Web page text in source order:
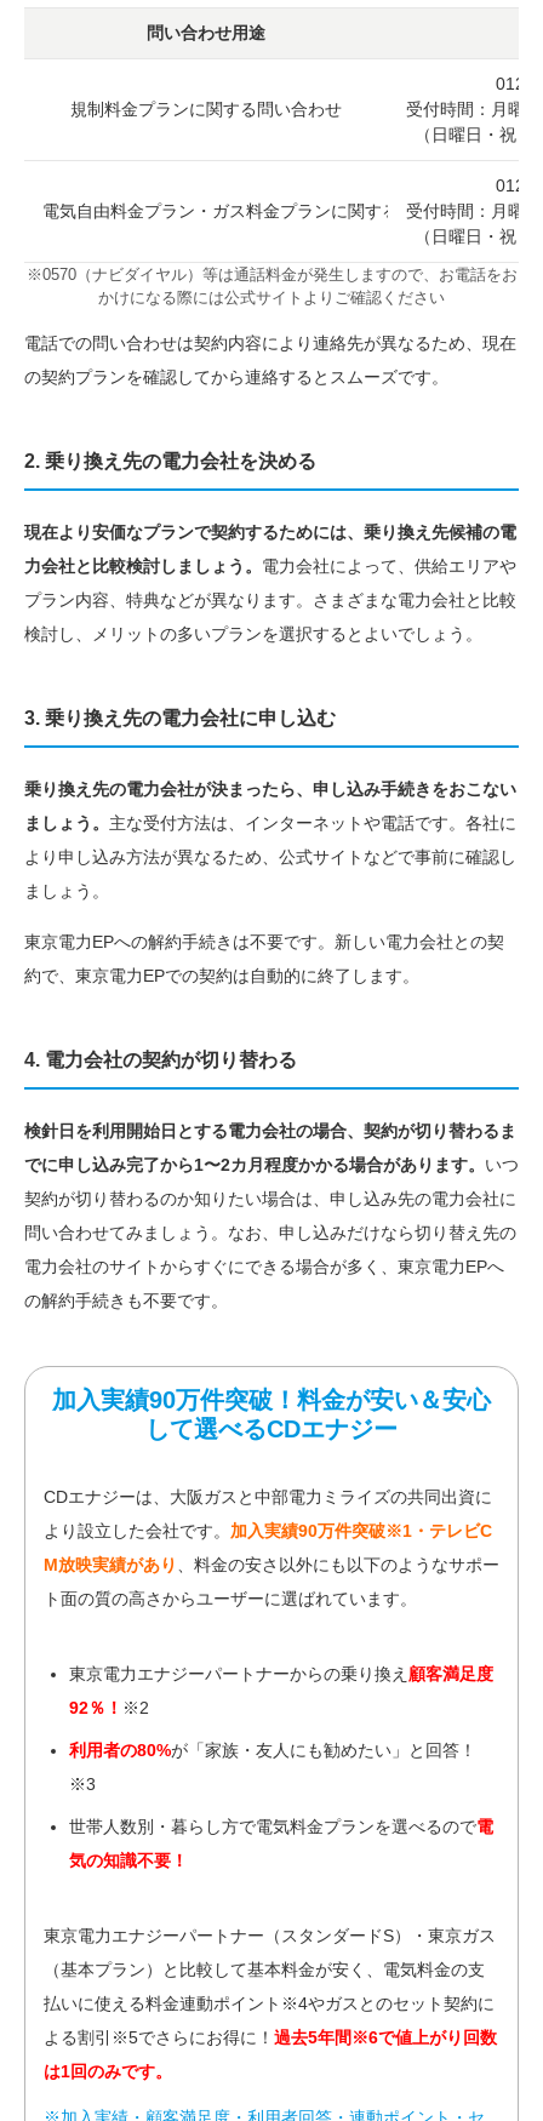
問い合わせ用途
規制料金プランに関する問い合わせ
受付時間：月曜
（日曜日・祝
電気自由料金プラン・ガス料金プランに関する問い合わせ
受付時間：月曜
（日曜日・祝
※0570（ナビダイヤル）等は通話料金が発生しますので、お電話をお
かけになる際には公式サイトよりご確認ください
電話での問い合わせは契約内容により連絡先が異なるため、現在
の契約プランを確認してから連絡するとスムーズです。
2. 乗り換え先の電力会社を決める
現在より安価なプランで契約するためには、乗り換え先候補の電
力会社と比較検討しましょう。 電力会社によって、供給エリアや
プラン内容、特典などが異なります。さまざまな電力会社と比較
検討し、メリットの多いプランを選択するとよいでしょう。
3. 乗り換え先の電力会社に申し込む
乗り換え先の電力会社が決まったら、申し込み手続きをおこない
ましょう。 主な受付方法は、インターネットや電話です。各社に
より申し込み方法が異なるため、公式サイトなどで事前に確認し
ましょう。
東京電力EPへの解約手続きは不要です。新しい電力会社との契
約で、東京電力EPでの契約は自動的に終了します。
4. 電力会社の契約が切り替わる
検針日を利用開始日とする電力会社の場合、契約が切り替わるま
でに申し込み完了から1〜2カ月程度かかる場合があります。 いつ
契約が切り替わるのか知りたい場合は、申し込み先の電力会社に
問い合わせてみましょう。なお、申し込みだけなら切り替え先の
電力会社のサイトからすぐにできる場合が多く、東京電力EPへ
の解約手続きも不要です。
加入実績90万件突破！料金が安い＆安心
して選べるCDエナジー
CDエナジーは、大阪ガスと中部電力ミライズの共同出資に
より設立した会社です。 加入実績90万件突破※1・テレビC
M放映実績があり
、料金の安さ以外にも以下のようなサポー
ト面の質の高さからユーザーに選ばれています。
東京電力エナジーパートナーからの乗り換え 顧客満足度
92％！ ※2
利用者の80%が「家族・友人にも勧めたい」と回答！
※3
世帯人数別・暮らし方で電気料金プランを選べるので電
気の知識不要！
東京電力エナジーパートナー（スタンダードS）・東京ガス
（基本プラン）と比較して基本料金が安く、電気料金の支
払いに使える料金連動ポイント※4やガスとのセット契約に
よる割引※5でさらにお得に！ 過去5年間※6で値上がり回数
は1回のみです。